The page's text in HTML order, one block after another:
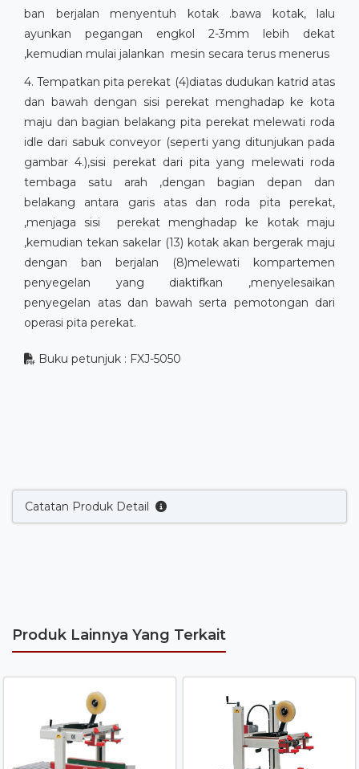
ban berjalan menyentuh kotak .bawa kotak, lalu
ayunkan pegangan engkol 2-3mm lebih dekat
,kemudian mulai jalankan mesin secara terus menerus
4. Tempatkan pita perekat (4)diatas dudukan katrid atas
dan bawah dengan sisi perekat menghadap ke kota
maju dan bagian belakang pita perekat melewati roda
idle dari sabuk conveyor (seperti yang ditunjukan pada
gambar 4.),sisi perekat dari pita yang melewati roda
tembaga satu arah ,dengan bagian depan dan
belakang antara garis atas dan roda pita perekat,
,menjaga sisi perekat menghadap ke kotak maju
,kemudian tekan sakelar (13) kotak akan bergerak maju
dengan ban berjalan (8)melewati kompartemen
penyegelan yang diaktifkan ,menyelesaikan
penyegelan atas dan bawah serta pemotongan dari
operasi pita perekat.
Buku petunjuk : FXJ-5050
Catatan Produk Detail
Produk Lainnya Yang Terkait